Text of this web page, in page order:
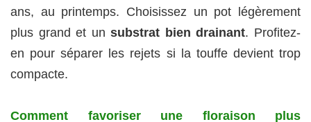
ans, au printemps. Choisissez un pot légèrement
plus grand et unsubstrat bien drainant. Profitez-
en pour séparer les rejets si la touffe devient trop
compacte.
Comment favoriser une floraison plus